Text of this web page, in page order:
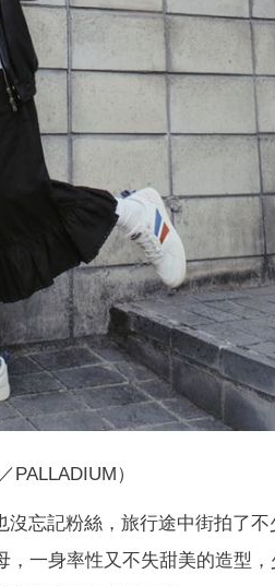
）
忘記粉絲，旅行途中街拍了
一身率性又不失甜美的造型